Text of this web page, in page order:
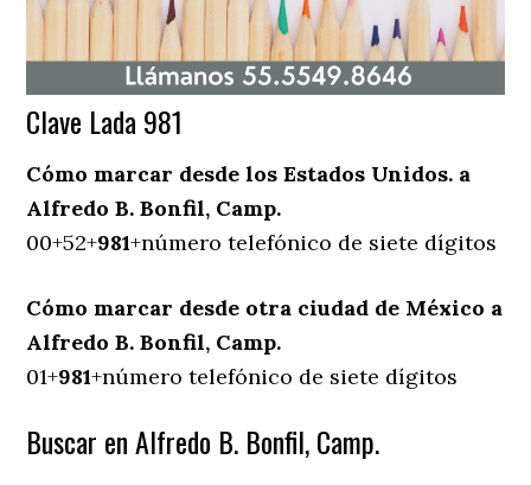
Clave Lada 981
Cómo marcar desde los Estados Unidos. a
Alfredo B. Bonfil, Camp.
00+52+981+número telefónico de siete dígitos
Cómo marcar desde otra ciudad de México a
Alfredo B. Bonfil, Camp.
01+981+número telefónico de siete dígitos
Buscar en Alfredo B. Bonfil, Camp.